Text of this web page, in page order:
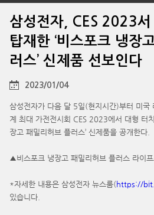
삼성전자, CES 2023서
탑재한 ‘비스포크 냉장
러스’ 신제품 선보인다
2023/01/04
삼성전자가 다음 달 5일(현지시간)부터 미국
계 최대 가전전시회 CES 2023에서 대형 터
장고 패밀리허브 플러스’ 신제품을 공개한다.
▲비스포크 냉장고 패밀리허브 플러스 라이프
*자세한 내용은 삼성전자 뉴스룸(https://
있습니다.